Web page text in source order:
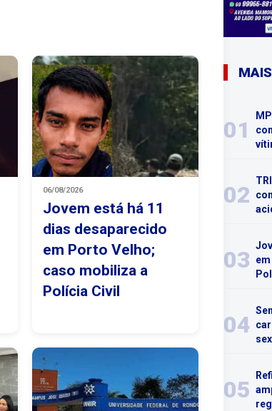
06/08/2026
Jovem está há 11
dias desaparecido
em Porto Velho;
caso mobiliza a
Polícia Civil
01
02
03
04
05